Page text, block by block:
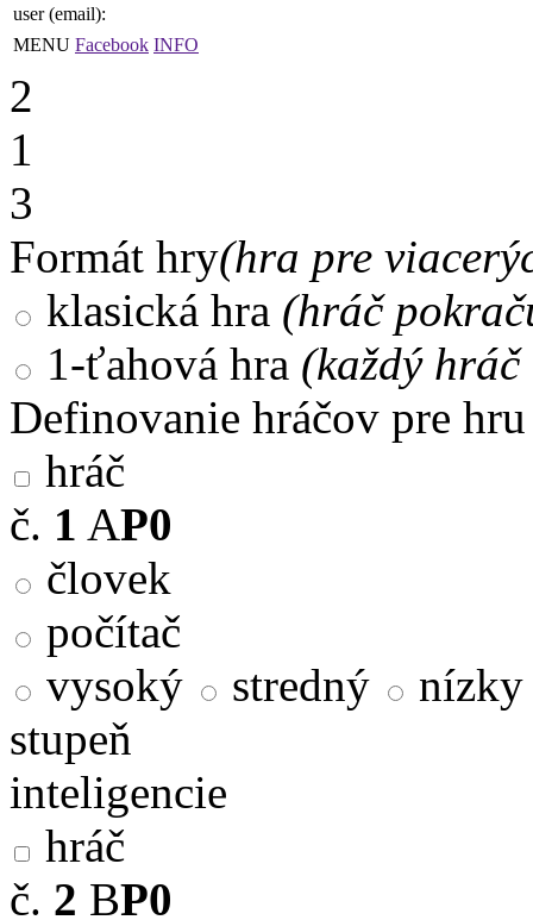
user (email):
MENU Facebook INFO
2
1
3
Formát hry(hra pre
klasická hra (hráč
1-ťahová hra (každý
Definovanie hráčov pre hru
hráč
č. 1 AP0
človek
počítač
vysoký
stredný
nízky
stupeň
inteligencie
hráč
č. 2 BP0